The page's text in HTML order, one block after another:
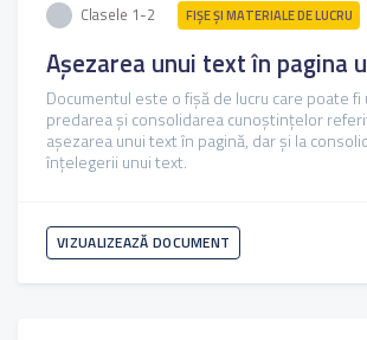
Clasele 1-2 FIŞE ŞI MATERIALE DE LUCRU
Așezarea unui text în pagina
Documentul este o fișă de lucru care poate fi
predarea și consolidarea cunoștințelor
așezarea unui text în pagină, dar și la
înțelegerii unui text.
VIZUALIZEAZĂ DOCUMENT